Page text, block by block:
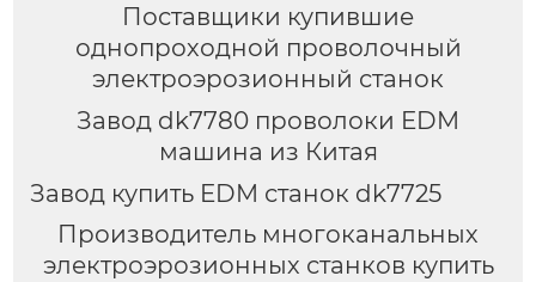
Поставщики купившие
однопроходной проволочный
электроэрозионный станок
Завод dk7780 проволоки EDM
машина из Китая
Завод купить EDM станок dk7725
Производитель многоканальных
электроэрозионных станков купить